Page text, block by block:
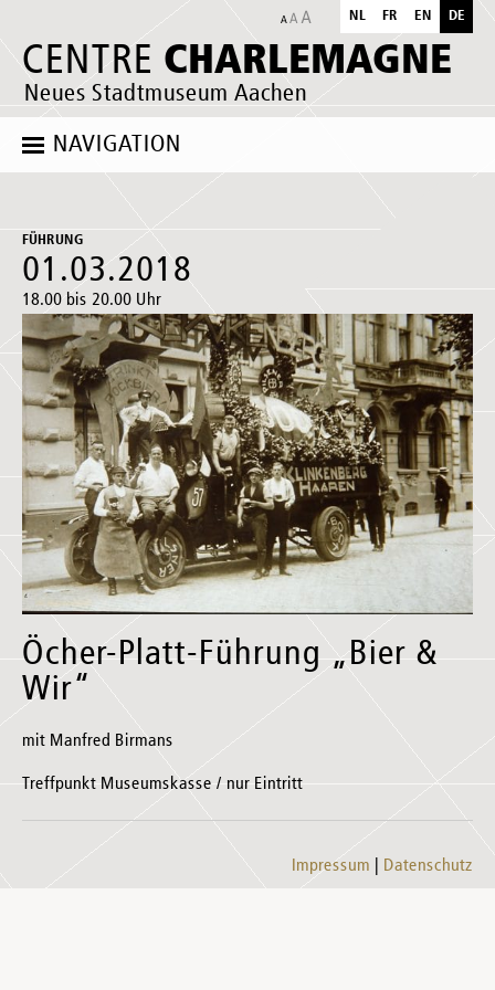
CENTRE CHARLEMAGNE
Neues Stadtmuseum Aachen
NL FR EN DE
NAVIGATION
FÜHRUNG
01.03.2018
18.00 bis 20.00 Uhr
Öcher-Platt-Führung „Bier &
Wir“
mit Manfred Birmans
Treffpunkt Museumskasse / nur Eintritt
Impressum Datenschutz